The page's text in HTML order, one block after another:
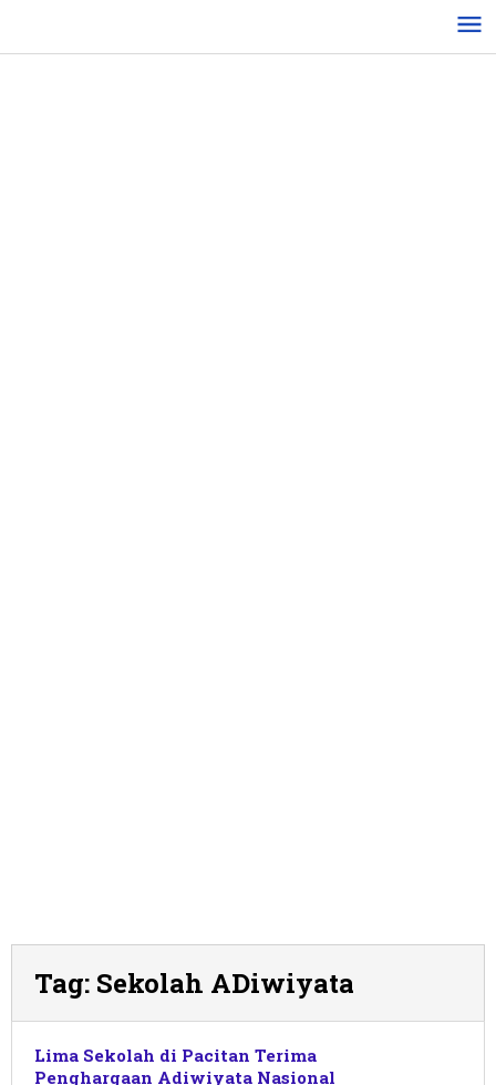
konten
Tag: Sekolah ADiwiyata
Lima Sekolah di Pacitan Terima
Penghargaan Adiwiyata Nasional